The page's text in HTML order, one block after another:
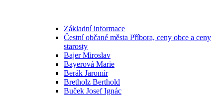
Základní informace
Čestní občané města Příbora, ceny obce a ceny
starosty
Bajer Miroslav
Bayerová Marie
Berák Jaromír
Bretholz Berthold
Buček Josef Ignác